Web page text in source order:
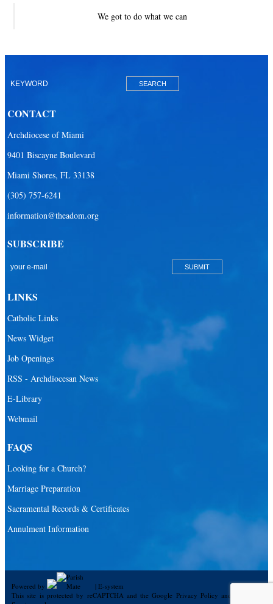
We got to do what we can
CONTACT
Archdiocese of Miami
9401 Biscayne Boulevard
Miami Shores, FL 33138
(305) 757-6241
information@theadom.org
SUBSCRIBE
LINKS
Catholic Links
News Widget
Job Openings
RSS - Archdiocesan News
E-Library
Webmail
FAQS
Looking for a Church?
Marriage Preparation
Sacramental Records & Certificates
Annulment Information
Powered by | E-system
This site is protected by reCAPTCHA and the Google Privacy Policy and